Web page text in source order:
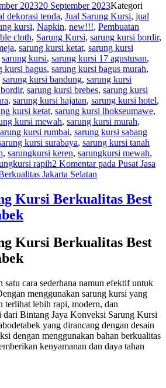
202320 September 2023Kategori
dekorasi tenda, Jual Sarung Kursi, jual
kursi, Napkin, new!!!, Pembuatan
cloth, Sarung Kursi, sarung kursi bordir,
, sarung kursi ketat, sarung kursi
sarung kursi, sarung kursi 17 agustusan,
kursi bagus, sarung kursi bagus murah,
sarung kursi bandung, sarung kursi
, sarung kursi brebes, sarung kursi
, sarung kursi hajatan, sarung kursi hotel,
kursi ketat, sarung kursi lhokseumawe,
kursi mewah, sarung kursi murah,
kursi rumbai, sarung kursi sabang
kursi surabaya, sarung kursi tanah
, sarungkursi keren, sarungkursi mewah,
rapih2 Komentarpada Pusat Jasa
Jakarta Selatan
Kursi Berkualitas Best
Kursi Berkualitas Best
satu cara sederhana namun efektif untuk
menggunakan sarung kursi yang
terlihat lebih rapi, modern, dan
dari Bintang Jaya Konveksi Sarung Kursi
yang dirancang dengan desain
dengan menggunakan bahan berkualitas
kenyamanan dan daya tahan